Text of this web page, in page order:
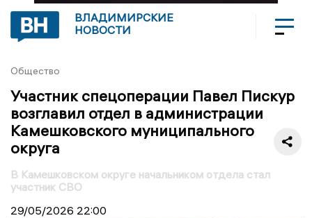
ВЛАДИМИРСКИЕ
НОВОСТИ
Общество
Участник спецоперации Павел Пискур
возглавил отдел в администрации
Камешковского муниципального
округа
В Камешковском округе начальником отдела стал
участник СВО
29/05/2026 22:00